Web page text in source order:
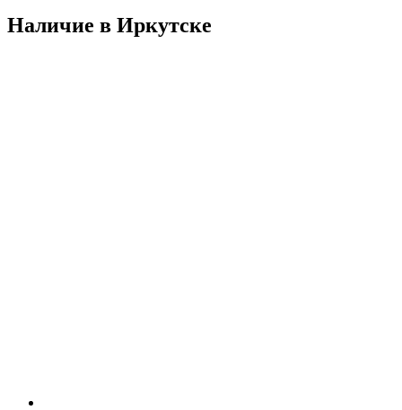
Наличие в Иркутскe